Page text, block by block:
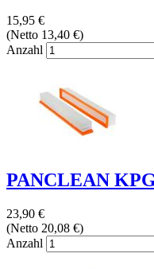
15,95 €
(Netto 13,40 €)
Anzahl
PANCLEAN
23,90 €
(Netto 20,08 €)
Anzahl